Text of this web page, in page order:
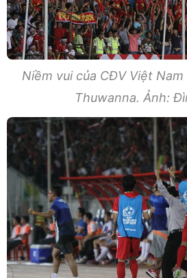
Niềm vui của CĐV Việt
Thuwanna. Ảnh: